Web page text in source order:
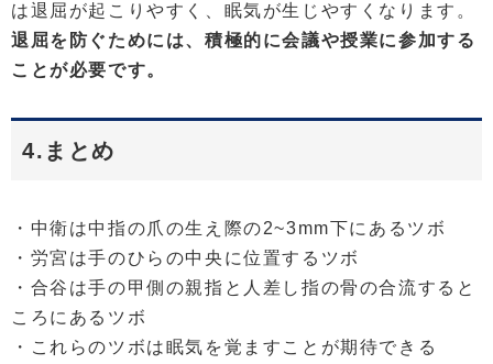
は退屈が起こりやすく、眠気が生じやすくなります。
退屈を防ぐためには、積極的に会議や授業に参加する
ことが必要です。
4.まとめ
・中衛は中指の爪の生え際の2~3mm下にあるツボ
・労宮は手のひらの中央に位置するツボ
・合谷は手の甲側の親指と人差し指の骨の合流すると
ころにあるツボ
・これらのツボは眠気を覚ますことが期待できる